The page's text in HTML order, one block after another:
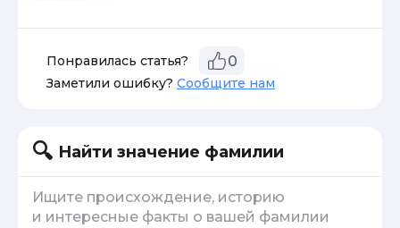
Понравилась статья? 0
Заметили ошибку? Сообщите нам
Найти значение фамилии
Ищите происхождение, историю
и интересные факты о вашей фамилии